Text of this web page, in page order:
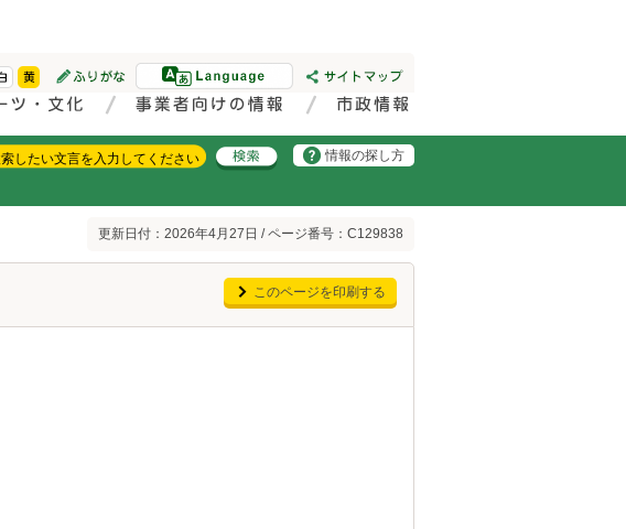
情報の探し方
更新日付：2026年4月27日 / ページ番号：C129838
このページを印刷する